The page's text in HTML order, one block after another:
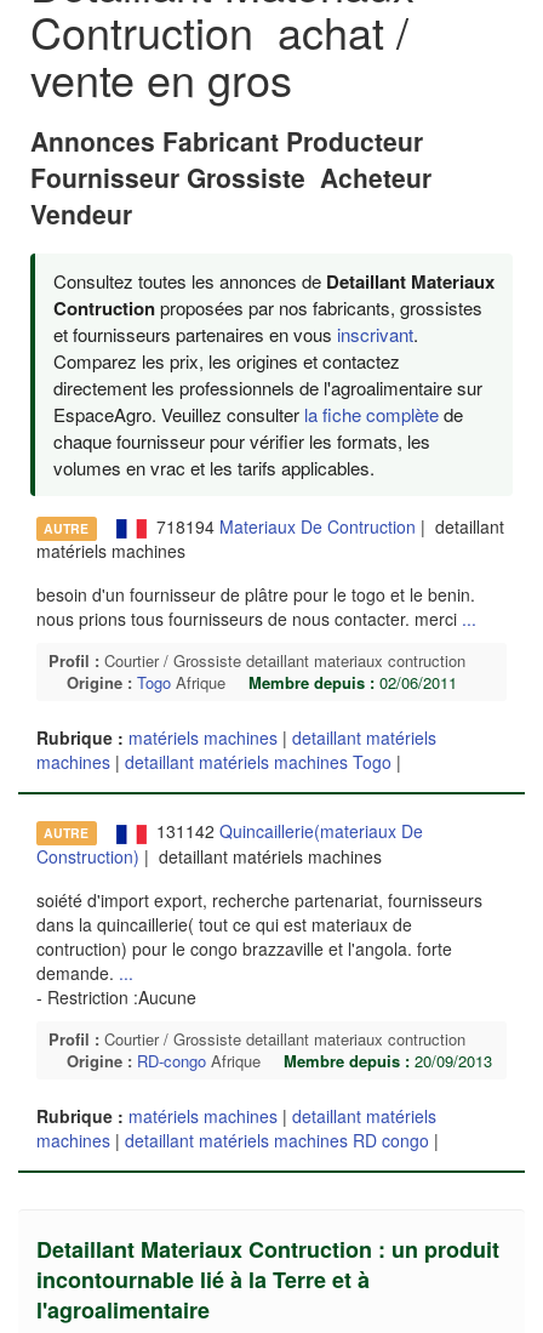
Contruction achat /
vente en gros
Annonces Fabricant Producteur
Fournisseur Grossiste Acheteur
Vendeur
Consultez toutes les annonces de Detaillant Materiaux
Contructionproposées par nos fabricants, grossistes
et fournisseurs partenaires en vous inscrivant.
Comparez les prix, les origines et contactez
directement les professionnels de l'agroalimentaire sur
EspaceAgro. Veuillez consulter la fiche complètede
chaque fournisseur pour vérifier les formats, les
volumes en vrac et les tarifs applicables.
AUTRE 718194 Materiaux De Contruction | detaillant
matériels machines
besoin d'un fournisseur de plâtre pour le togo et le benin.
nous prions tous fournisseurs de nous contacter. merci ...
Profil : Courtier / Grossiste detaillant materiaux contruction
Origine : Togo Afrique Membre depuis : 02/06/2011
Rubrique : matériels machines | detaillant matériels
machines | detaillant matériels machines Togo |
AUTRE 131142 Quincaillerie(materiaux De
Construction) | detaillant matériels machines
soiété d'import export, recherche partenariat, fournisseurs
dans la quincaillerie( tout ce qui est materiaux de
contruction) pour le congo brazzaville et l'angola. forte
demande. ...
- Restriction :Aucune
Profil : Courtier / Grossiste detaillant materiaux contruction
Origine : RD-congo Afrique Membre depuis : 20/09/2013
Rubrique : matériels machines | detaillant matériels
machines | detaillant matériels machines RD congo |
Detaillant Materiaux Contruction : un produit
incontournable lié à la Terre et à
l'agroalimentaire